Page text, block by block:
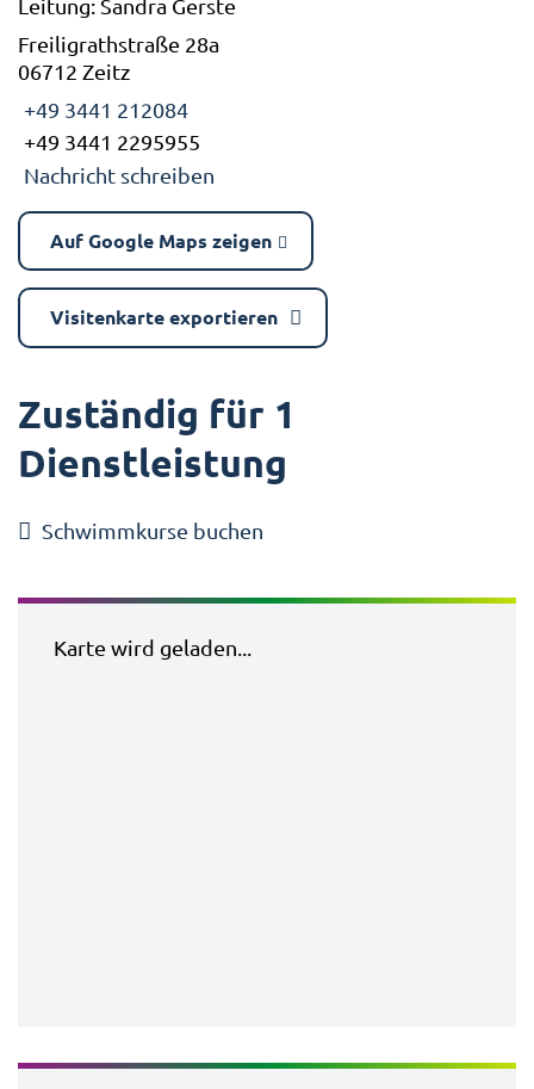
Leitung: Sandra Gerste
Freiligrathstraße 28a
06712 Zeitz
+49 3441 212084
+49 3441 2295955
Nachricht schreiben
Auf Google Maps zeigen
Visitenkarte exportieren
Zuständig für 1
Dienstleistung
Schwimmkurse buchen
Karte wird geladen...